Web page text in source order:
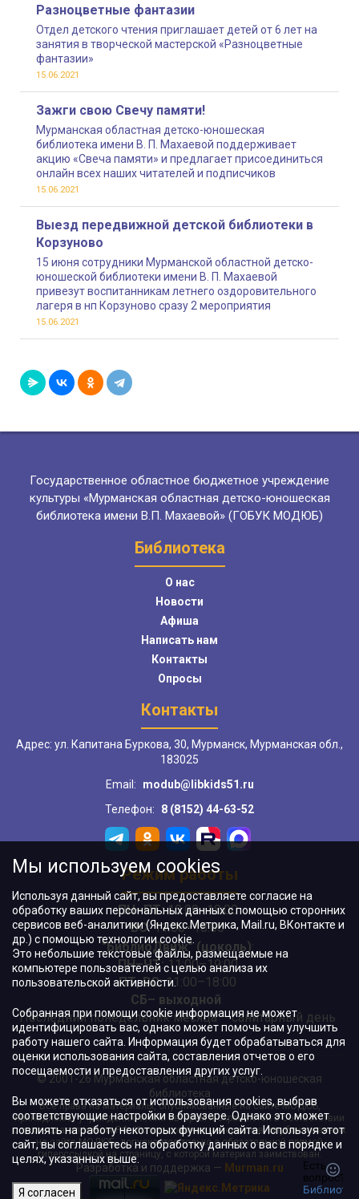
Разноцветные фантазии
Отдел детского чтения приглашает детей от 6 лет на
занятия в творческой мастерской «Разноцветные
фантазии»
15.06.2021
Зажги свою Свечу памяти!
Мурманская областная детско-юношеская
библиотека имени В. П. Махаевой поддерживает
акцию «Свеча памяти» и предлагает присоединиться
онлайн всех наших читателей и подписчиков
15.06.2021
Выезд передвижной детской библиотеки в
Корзуново
15 июня сотрудники Мурманской областной детско-
юношеской библиотеки имени В. П. Махаевой
привезут воспитанникам летнего оздоровительного
лагеря в нп Корзуново сразу 2 мероприятия
15.06.2021
Государственное областное бюджетное учреждение
культуры «Мурманская областная детско-юношеская
библиотека имени В.П. Махаевой» (ГОБУК МОДЮБ)
Библиотека
О нас
Новости
Афиша
Написать нам
Контакты
Опросы
Контакты
Адрес: ул. Капитана Буркова, 30, Мурманск, Мурманская обл.,
183025
Email:
modub@libkids51.ru
Телефон:
8 (8152) 44-63-52
Режим работы
ПН–ПТ:10:00–18:00
ВС:11:00–18:00
"БиблиоДвиж" (цоколь):
ПН–ЧТ:11:00–19:00
ПТ, ВС:11:00–18:00
СБ– выходной
Последний понедельник месяца – санитарный день
© 2001-26 Мурманская областная детско-юношеская
библиотека
Все права на материалы, опубликованные на сайте МОДЮБ,
принадлежат учреждению и/или авторам и охраняются в соответствии
с законодательством РФ. Использование материалов, опубликованных
на сайте МОДЮБ, допускается только с обязательной прямой
гиперссылкой на страницу, с которой материал заимствован.
Разработка и поддержка — Murman.ru
Мы используем cookies
Используя данный сайт, вы предоставляете согласие на
обработку ваших персональных данных с помощью сторонних
сервисов веб-аналитики (Яндекс.Метрика, Mail.ru, ВКонтакте и
др.) с помощью технологии cookie.
Это небольшие текстовые файлы, размещаемые на
компьютере пользователей с целью анализа их
пользовательской активности.
Собранная при помощи cookie информация не может
идентифицировать вас, однако может помочь нам улучшить
работу нашего сайта. Информация будет обрабатываться для
оценки использования сайта, составления отчетов о его
посещаемости и предоставления других услуг.
Вы можете отказаться от использования cookies, выбрав
соответствующие настройки в браузере. Однако это может
повлиять на работу некоторых функций сайта. Используя этот
сайт, вы соглашаетесь на обработку данных о вас в порядке и
целях, указанных выше.
Я согласен